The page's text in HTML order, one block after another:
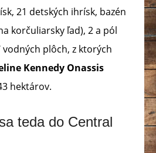
21 detských ihrísk, bazén
korčuliarsky ľad), 2 a pól
plôch, z ktorých
Kennedy Onassis
hektárov.
teda do Central